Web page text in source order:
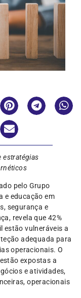
estratégias
pelo Grupo
e educação em
segurança e
revela que 42%
estão vulneráveis a
adequada para
operacionais. O
expostas a
e atividades,
operacionais